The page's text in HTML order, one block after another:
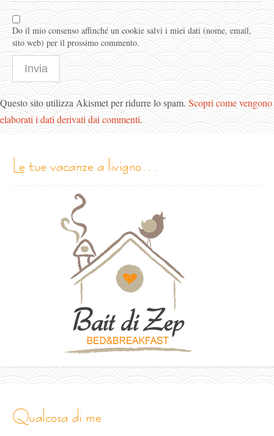
Do il mio consenso affinché un cookie salvi i miei dati (nome, email,
sito web) per il prossimo commento.
Questo sito utilizza Akismet per ridurre lo spam. Scopri come vengono
elaborati i dati derivati dai commenti.
le tue vacanze a livigno…
qualcosa di me